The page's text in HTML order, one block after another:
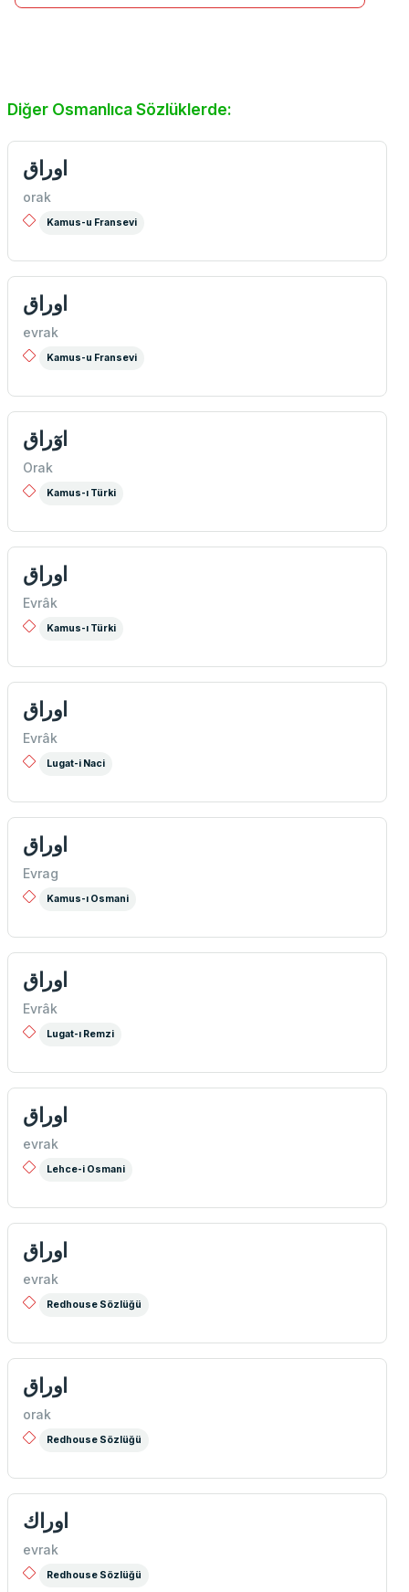
Diğer Osmanlıca Sözlüklerde:
اوراق
orak
Kamus-u Fransevi
اوراق
evrak
Kamus-u Fransevi
اوٓراق
Orak
Kamus-ı Türki
اوراق
Evrâk
Kamus-ı Türki
اوراق
Evrâk
Lugat-i Naci
اوراق
Evrag
Kamus-ı Osmani
اوراق
Evrâk
Lugat-ı Remzi
اوراق
evrak
Lehce-i Osmani
اوراق
evrak
Redhouse Sözlüğü
اوراق
orak
Redhouse Sözlüğü
اوراك
evrak
Redhouse Sözlüğü